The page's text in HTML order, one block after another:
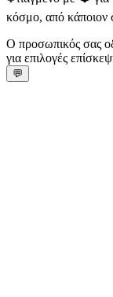
κόσμο, από κάποιον
Ο προσωπικός σας
για επιλογές
💬